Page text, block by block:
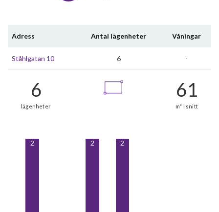
Adress Antal lägenheter Våningar
Ståhlgatan 10 6 -
2 2 2